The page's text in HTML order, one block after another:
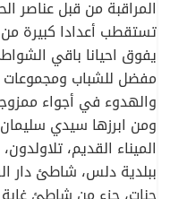
تستقطب أعدادا كبيرة
يفوق احيانا باقي
مفضل للشباب ومجموعات
والهدوء في أجواء
ومن ابرزها سيدي
الميناء القديم،
ببلدية دلس، شاطئ دار